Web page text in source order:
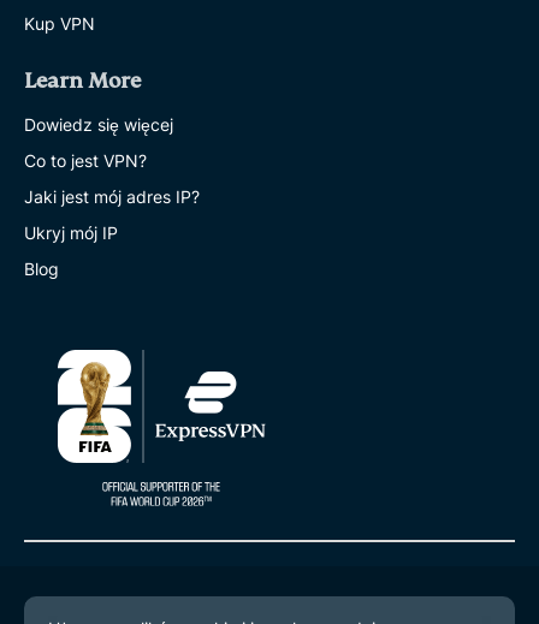
Kup VPN
Learn More
Dowiedz się więcej
Co to jest VPN?
Jaki jest mój adres IP?
Ukryj mój IP
Blog
© 2026 ExpressVPN. Wszystkie prawa zastrzeżone.